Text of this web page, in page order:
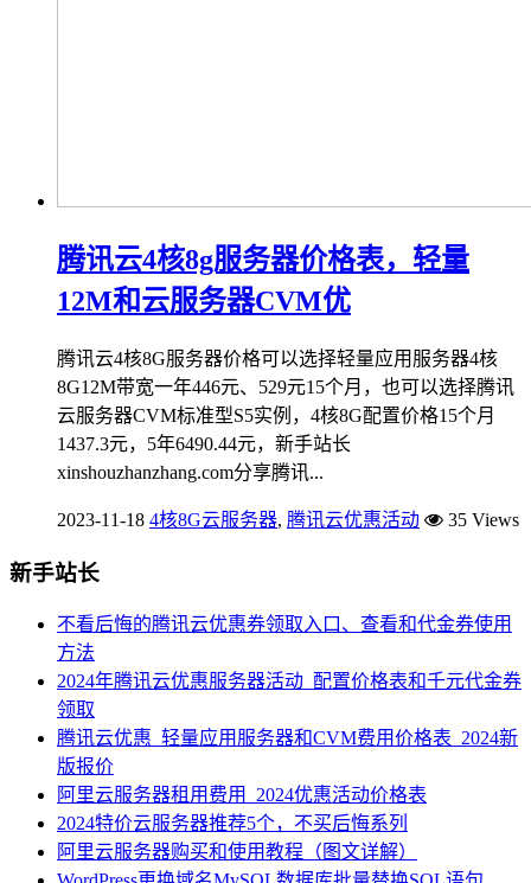
腾讯云4核8g服务器价格表，轻量
12M和云服务器CVM优
腾讯云4核8G服务器价格可以选择轻量应用服务器4核
8G12M带宽一年446元、529元15个月，也可以选择腾讯
云服务器CVM标准型S5实例，4核8G配置价格15个月
1437.3元，5年6490.44元，新手站长
xinshouzhanzhang.com分享腾讯...
2023-11-18 4核8G云服务器, 腾讯云优惠活动 35 Views
新手站长
不看后悔的腾讯云优惠券领取入口、查看和代金券使用
方法
2024年腾讯云优惠服务器活动_配置价格表和千元代金券
领取
腾讯云优惠_轻量应用服务器和CVM费用价格表_2024新
版报价
阿里云服务器租用费用_2024优惠活动价格表
2024特价云服务器推荐5个，不买后悔系列
阿里云服务器购买和使用教程（图文详解）